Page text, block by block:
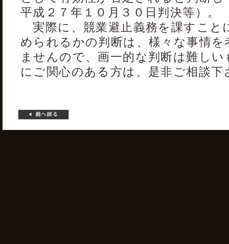
平成２７年１０月３０日判決等）。
実際に、競業避止義務を課すこと
められるかの判断は、様々な事情
ませんので、画一的な判断は難し
にご関心のある方は、是非ご相談下